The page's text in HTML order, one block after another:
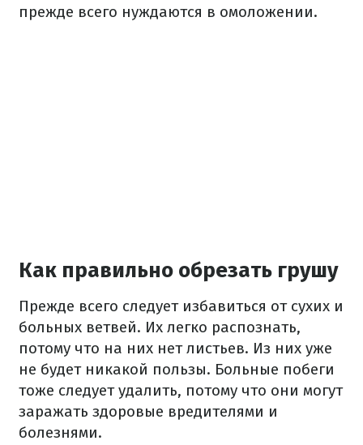
прежде всего нуждаются в омоложении.
Как правильно обрезать грушу
Прежде всего следует избавиться от сухих и
больных ветвей. Их легко распознать,
потому что на них нет листьев. Из них уже
не будет никакой пользы. Больные побеги
тоже следует удалить, потому что они могут
заражать здоровые вредителями и
болезнями.